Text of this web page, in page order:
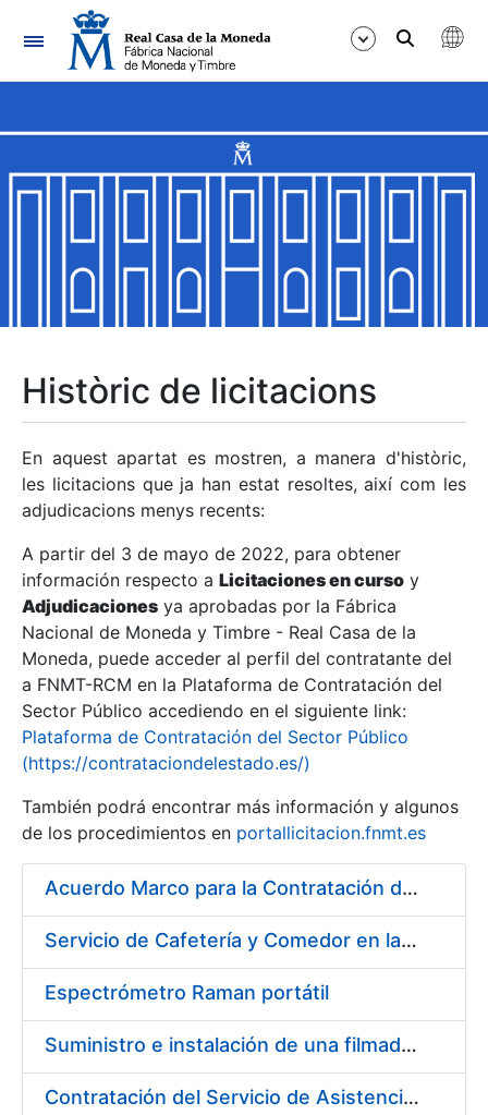
Navegació
Mostra/Amaga
Mostra/Amaga
Mostra/Amaga
Mostra/Amaga
Mostra/Amaga
Mostra/Amaga
Històric de licitacions
En aquest apartat es mostren, a manera d'històric,
les licitacions que ja han estat resoltes, així com les
adjudicacions menys recents:
A partir del 3 de mayo de 2022, para obtener
información respecto a Licitaciones en curso y
Adjudicaciones ya aprobadas por la Fábrica
Nacional de Moneda y Timbre - Real Casa de la
Moneda, puede acceder al perfil del contratante del
a FNMT-RCM en la Plataforma de Contratación del
Sector Público accediendo en el siguiente link:
Plataforma de Contratación del Sector Público
(https://contrataciondelestado.es/)
También podrá encontrar más información y algunos
de los procedimientos en portallicitacion.fnmt.es
Acuerdo Marco para la Contratación del Suministro de Material de Ferretería
Servicio de Cafetería y Comedor en la sede central de la Fábrica Nacional de Moneda y Timbre-Real Casa de la Moneda en Madrid
Espectrómetro Raman portátil
Suministro e instalación de una filmadora de plantillas pásticas
Contratación del Servicio de Asistencia Sanitaria de Enfermería de Urgencias